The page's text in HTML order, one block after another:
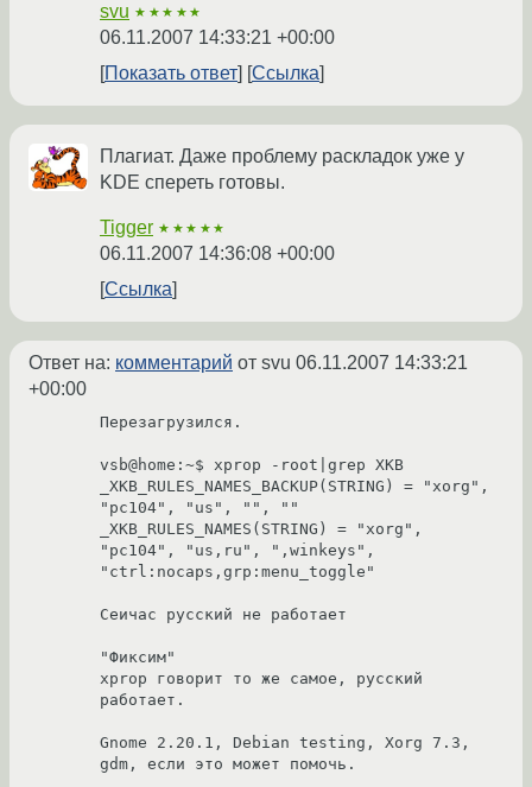
svu ★★★★★
06.11.2007 14:33:21 +00:00
Показать ответ
Ссылка
Плагиат. Даже проблему раскладок уже у
KDE спереть готовы.
Tigger ★★★★★
06.11.2007 14:36:08 +00:00
Ссылка
Ответ на: комментарий от svu 06.11.2007 14:33:21
+00:00
Перезагрузился.
vsb@home:~$ xprop -root|grep XKB
_XKB_RULES_NAMES_BACKUP(STRING) = "xorg",
"pc104", "us", "", ""
_XKB_RULES_NAMES(STRING) = "xorg",
"pc104", "us,ru", ",winkeys",
"ctrl:nocaps,grp:menu_toggle"
Сеичас русский не работает
"Фиксим"
xprop говорит то же самое, русский
работает.
Gnome 2.20.1, Debian testing, Xorg 7.3,
gdm, если это может помочь.